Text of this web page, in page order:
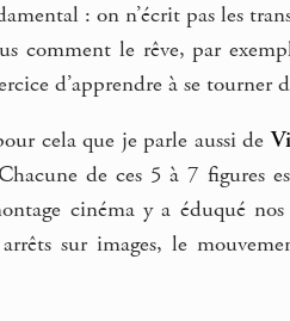
: on n’écrit pas les
comment le rêve, par
d’apprendre à se tourner
cela que je parle aussi de
de ces 5 à 7 figures
cinéma y a éduqué nos
sur images, le